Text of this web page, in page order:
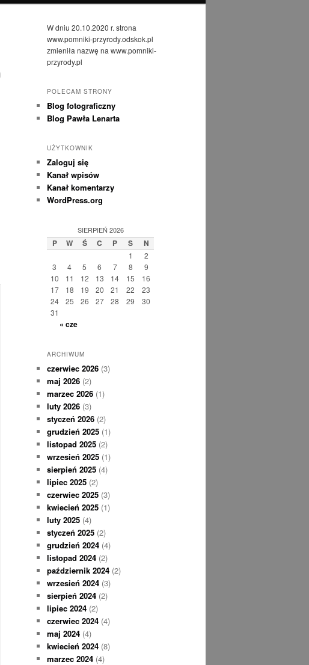
W dniu 20.10.2020 r. strona
www.pomniki-przyrody.odskok.pl
zmieniła nazwę na www.pomniki-
przyrody.pl
POLECAM STRONY
Blog fotograficzny
Blog Pawła Lenarta
UŻYTKOWNIK
Zaloguj się
Kanał wpisów
Kanał komentarzy
WordPress.org
SIERPIEŃ 2026
P W Ś C P S N
1
2
3
4 5 6 7 8
9
10
11 12 13 14 15
16
17
18 19 20 21 22
23
24
25 26 27 28 29
30
31
« cze
ARCHIWUM
czerwiec 2026 (3)
maj 2026 (2)
marzec 2026 (1)
luty 2026 (3)
styczeń 2026 (2)
grudzień 2025 (1)
listopad 2025 (2)
wrzesień 2025 (1)
sierpień 2025 (4)
lipiec 2025 (2)
czerwiec 2025 (3)
kwiecień 2025 (1)
luty 2025 (4)
styczeń 2025 (2)
grudzień 2024 (4)
listopad 2024 (2)
październik 2024 (2)
wrzesień 2024 (3)
sierpień 2024 (2)
lipiec 2024 (2)
czerwiec 2024 (4)
maj 2024 (4)
kwiecień 2024 (8)
marzec 2024 (4)